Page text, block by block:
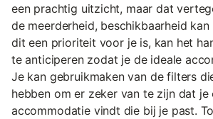
een prachtig uitzicht, maar dat
de meerderheid, beschikbaarheid
dit een prioriteit voor je is, kan het
te anticiperen zodat je de ideale
Je kan gebruikmaken van de filters
hebben om er zeker van te zijn dat je
accommodatie vindt die bij je past.